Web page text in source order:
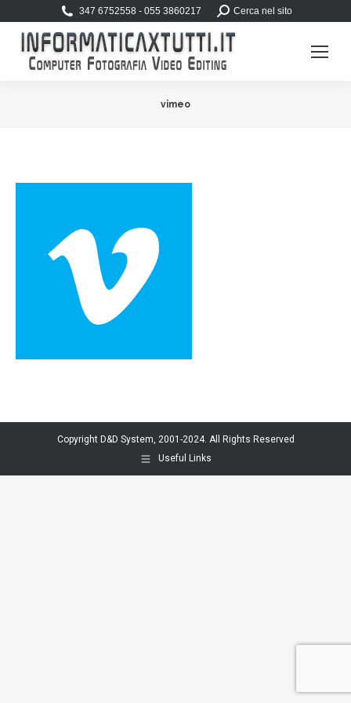
347 6752558 - 055 3860217 Search:Cerca nel sito
vimeo
Copyright D&D System, 2001-2024. All Rights Reserved
Useful Links